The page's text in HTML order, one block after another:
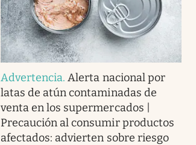
Advertencia.Alerta nacional por
latas de atún contaminadas de
venta en los supermercados |
Precaución al consumir productos
afectados: advierten sobre riesgo